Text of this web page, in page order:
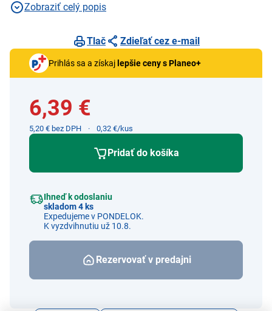
Zobraziť celý popis
Tlač Zdieľať cez e-mail
Prihlás sa a získaj lepšie ceny s Planeo+
6,39 €
5,20 € bez DPH 0,32 €/kus
Pridať do košíka
Ihneď k odoslaniu
skladom 4 ks
Expedujeme v PONDELOK.
K vyzdvihnutiu už 10.8.
Rezervovať v predajni